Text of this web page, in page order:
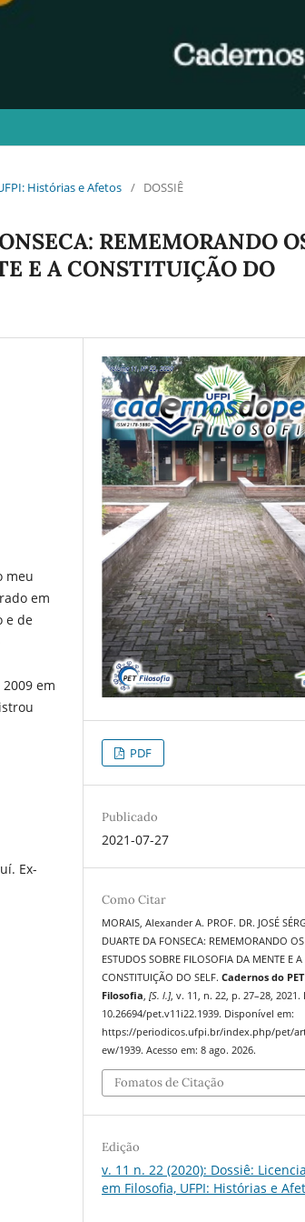
Histórias e Afetos / DOSSIÊ
REMEMORANDO
E A CONSTITUIÇÃO DO
meu
em
e de
em
Ex-
PDF
Publicado
2021-07-27
Como Citar
MORAIS, Alexander A. PROF. DR. JOSÉ
DUARTE DA FONSECA: REMEMORANDO OS
ESTUDOS SOBRE FILOSOFIA DA MENTE E A
CONSTITUIÇÃO DO SELF.Cadernos do PET
Filosofia,[S. l.], v. 11, n. 22, p. 27–28, 2021.
10.26694/pet.v11i22.1939. Disponível em:
https://periodicos.ufpi.br/index.php/pet/
ew/1939. Acesso em: 8 ago. 2026.
Fomatos de Citação
Edição
v. 11 n. 22 (2020): Dossiê:
em Filosofia, UFPI: Histórias e